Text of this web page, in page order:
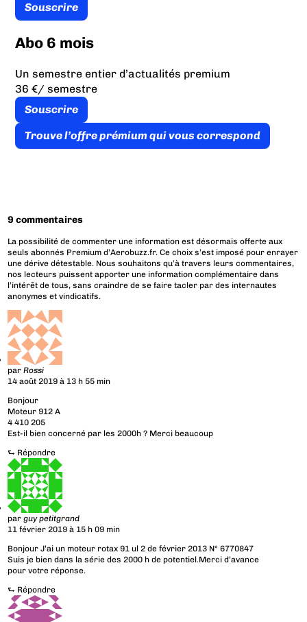
Souscrire
Abo 6 mois
Un semestre entier d’actualités premium
36 €/ semestre
Souscrire
Trouve l’offre prémium qui vous correspond
9 commentaires
La possibilité de commenter une information est désormais offerte aux
seuls abonnés Premium d’Aerobuzz.fr. Ce choix s’est imposé pour enrayer
une dérive détestable. Nous souhaitons qu’à travers leurs commentaires,
nos lecteurs puissent apporter une information complémentaire dans
l’intérêt de tous, sans craindre de se faire tacler par des internautes
anonymes et vindicatifs.
parRossi
14 août 2019 à 13 h 55 min
Bonjour
Moteur 912 A
4 410 205
Est-il bien concerné par les 2000h ? Merci beaucoup
⮑ Répondre
parguy petitgrand
11 février 2019 à 15 h 09 min
Bonjour J’ai un moteur rotax 91 ul 2 de février 2013 N° 6770847
Suis je bien dans la série des 2000 h de potentiel.Merci d’avance
pour votre réponse.
⮑ Répondre